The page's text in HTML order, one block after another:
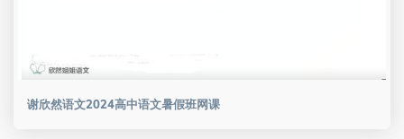
谢欣然语文2024高中语文暑假班网课